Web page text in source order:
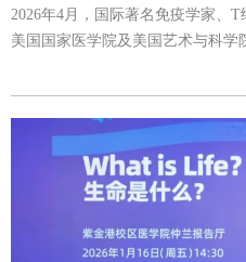
2026年4月，国际著名免疫学家、
美国国家医学院及美国艺术与科学
授长期致力于T细胞免疫、TCR识
一。他在揭示T细胞如何识别抗原
获包括保罗·埃利希奖、盖尔德纳
16日，Mark Davis教授在海宁国际
Human Immunology”的学术报告
外名师大讲堂”致谢证书，讲座由ZJE副院
教授围绕“人类免疫学的黄金时代